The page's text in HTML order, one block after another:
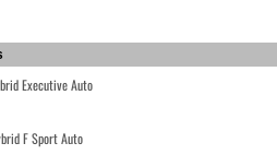
Executive Auto
F Sport Auto